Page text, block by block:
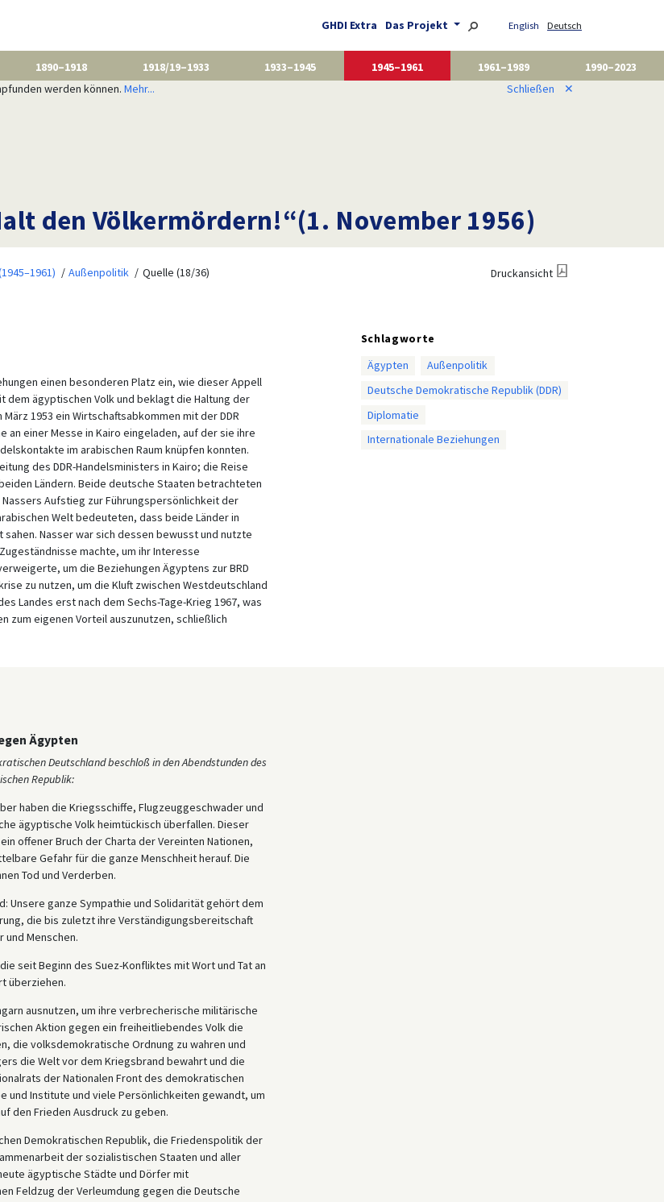
GHDI Extra Das Projekt English Deutsch
1890–1918 1918/19–1933 1933–1945 1945–1961 1961–1989
1990–2023
werden können. Mehr... Schließen ✕
den Völkermördern!“(1. November 1956)
Außenpolitik Quelle (18/36) Druckansicht
einen besonderen Platz ein, wie dieser Appell
dem ägyptischen Volk und beklagt die Haltung der
1953 ein Wirtschaftsabkommen mit der DDR
an einer Messe in Kairo eingeladen, auf der sie ihre
im arabischen Raum knüpfen konnten.
des DDR-Handelsministers in Kairo; die Reise
Ländern. Beide deutsche Staaten betrachteten
Aufstieg zur Führungspersönlichkeit der
Welt bedeuteten, dass beide Länder in
Nasser war sich dessen bewusst und nutzte
machte, um ihr Interesse
um die Beziehungen Ägyptens zur BRD
zu nutzen, um die Kluft zwischen Westdeutschland
Landes erst nach dem Sechs-Tage-Krieg 1967, was
zum eigenen Vorteil auszunutzen, schließlich
Schlagworte
Ägypten
Außenpolitik
Deutsche Demokratische Republik (DDR)
Diplomatie
Internationale Beziehungen
Ägypten
Deutschland beschloß in den Abendstunden des
Republik:
haben die Kriegsschiffe, Flugzeuggeschwader und
ägyptische Volk heimtückisch überfallen. Dieser
offener Bruch der Charta der Vereinten Nationen,
Gefahr für die ganze Menschheit herauf. Die
Tod und Verderben.
Unsere ganze Sympathie und Solidarität gehört dem
die bis zuletzt ihre Verständigungsbereitschaft
Menschen.
seit Beginn des Suez-Konfliktes mit Wort und Tat an
überziehen.
ausnutzen, um ihre verbrecherische militärische
Aktion gegen ein freiheitliebendes Volk die
die volksdemokratische Ordnung zu wahren und
die Welt vor dem Kriegsbrand bewahrt und die
der Nationalen Front des demokratischen
und Institute und viele Persönlichkeiten gewandt, um
den Frieden Ausdruck zu geben.
Demokratischen Republik, die Friedenspolitik der
der sozialistischen Staaten und aller
ägyptische Städte und Dörfer mit
Feldzug der Verleumdung gegen die Deutsche